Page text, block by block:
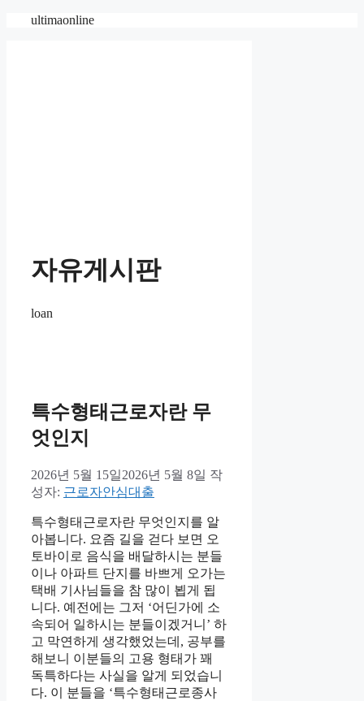
ultimaonline
자유게시판
loan
특수형태근로자란 무
엇인지
2026년 5월 15일2026년 5월 8일 작
성자: 근로자안심대출
특수형태근로자란 무엇인지를 알
아봅니다. 요즘 길을 걷다 보면 오
토바이로 음식을 배달하시는 분들
이나 아파트 단지를 바쁘게 오가는
택배 기사님들을 참 많이 뵙게 됩
니다. 예전에는 그저 ‘어딘가에 소
속되어 일하시는 분들이겠거니’ 하
고 막연하게 생각했었는데, 공부를
해보니 이분들의 고용 형태가 꽤
독특하다는 사실을 알게 되었습니
다. 이 분들을 ‘특수형태근로종사